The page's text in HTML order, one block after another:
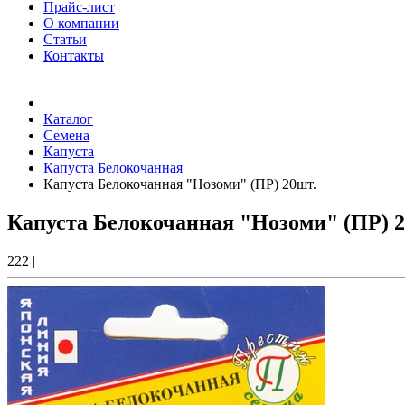
Прайс-лист
О компании
Статьи
Контакты
Каталог
Семена
Капуста
Капуста Белокочанная
Капуста Белокочанная "Нозоми" (ПР) 20шт.
Капуста Белокочанная "Нозоми" (ПР)
222 |